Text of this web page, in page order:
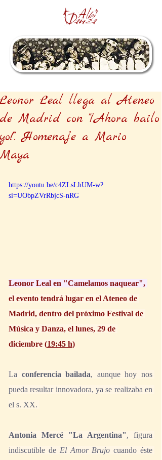
Leonor Leal llega al Ateneo
de Madrid con "¡Ahora bailo
yo!". Homenaje a Mario
Maya
https://youtu.be/c4ZLsLhUM-w?
si=UObpZVrRbjcS-nRG
Leonor Leal en "Camelamos naquear",
el evento tendrá lugar en el Ateneo de
Madrid, dentro del próximo Festival de
Música y Danza, el lunes, 29 de
diciembre (19:45 h)
La conferencia bailada, aunque hoy nos
pueda resultar innovadora, ya se realizaba en
el s. XX.
Antonia Mercé "La Argentina", figura
indiscutible de El Amor Brujo cuando éste